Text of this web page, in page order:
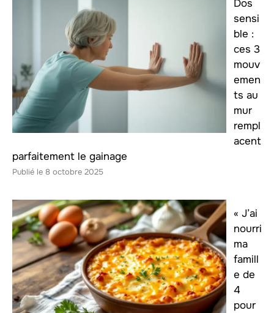
Dos
sensi
ble :
ces 3
mouv
emen
ts au
mur
rempl
acent
parfaitement le gainage
8 octobre 2025
« J’ai
nourri
ma
famill
e de
4
pour